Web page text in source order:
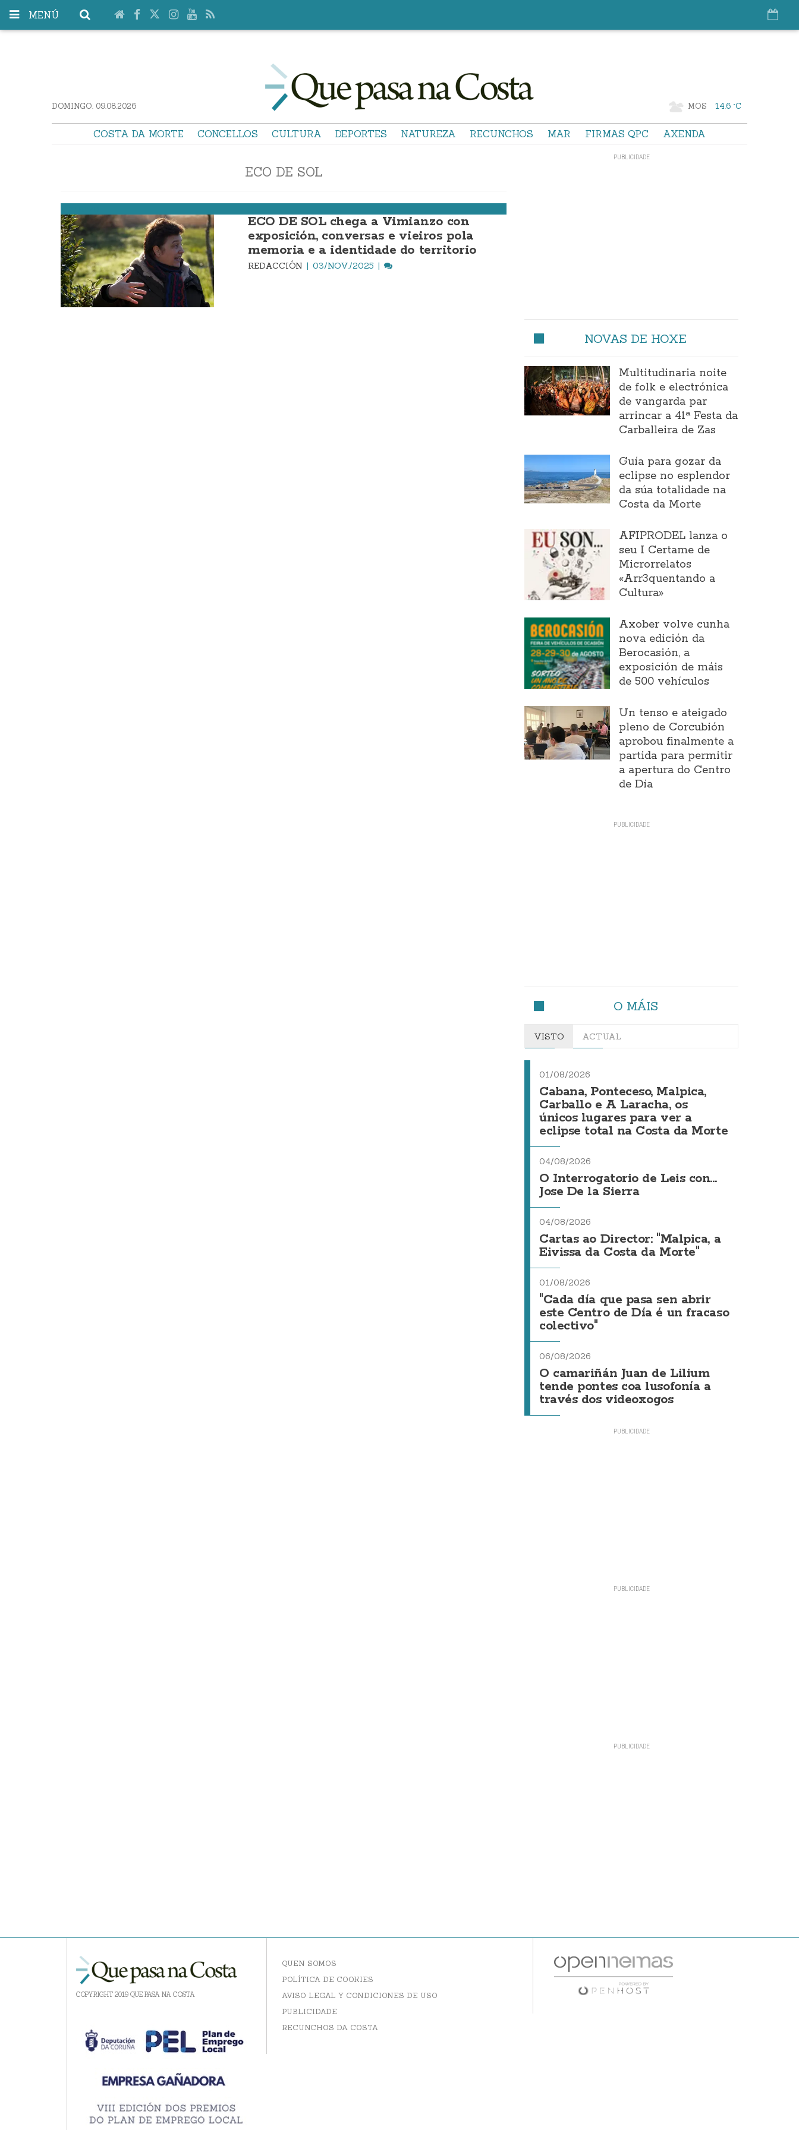
MENÚ
DOMINGO. 09.08.2026 MOS 14.6 °C
COSTA DA MORTE CONCELLOS CULTURA DEPORTES NATUREZA RECUNCHOS MAR FIRMAS QPC AXENDA
ECO DE SOL
ECO DE SOL chega a Vimianzo con
exposición, conversas e vieiros pola
memoria e a identidade do territorio
REDACCIÓN 03/NOV./2025
NOVAS DE HOXE
Multitudinaria noite
de folk e electrónica
de vangarda par
arrincar a 41ª Festa da
Carballeira de Zas
Guía para gozar da
eclipse no esplendor
da súa totalidade na
Costa da Morte
AFIPRODEL lanza o
seu I Certame de
Microrrelatos
«Arr3quentando a
Cultura»
Axober volve cunha
nova edición da
Berocasión, a
exposición de máis
de 500 vehículos
Un tenso e ateigado
pleno de Corcubión
aprobou finalmente a
partida para permitir
a apertura do Centro
de Día
O MÁIS
VISTO ACTUAL
01/08/2026
Cabana, Ponteceso, Malpica,
Carballo e A Laracha, os
únicos lugares para ver a
eclipse total na Costa da Morte
04/08/2026
O Interrogatorio de Leis con...
Jose De la Sierra
04/08/2026
Cartas ao Director: "Malpica, a
Eivissa da Costa da Morte"
01/08/2026
"Cada día que pasa sen abrir
este Centro de Día é un fracaso
colectivo"
06/08/2026
O camariñán Juan de Lilium
tende pontes coa lusofonía a
través dos videoxogos
COPYRIGHT 2019 QUE PASA NA COSTA
QUEN SOMOS
POLÍTICA DE COOKIES
AVISO LEGAL Y CONDICIONES DE USO
PUBLICIDADE
RECUNCHOS DA COSTA